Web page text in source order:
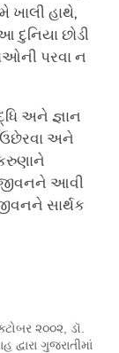
ખાલી હાથે,
દુનિયા છોડી
પરવા ન
અને જ્ઞાન
ઉછેરવા અને
જીવનને આવી
સાર્થક
૨૦૦૨, ડૉ.
દ્વારા ગુજરાતીમાં